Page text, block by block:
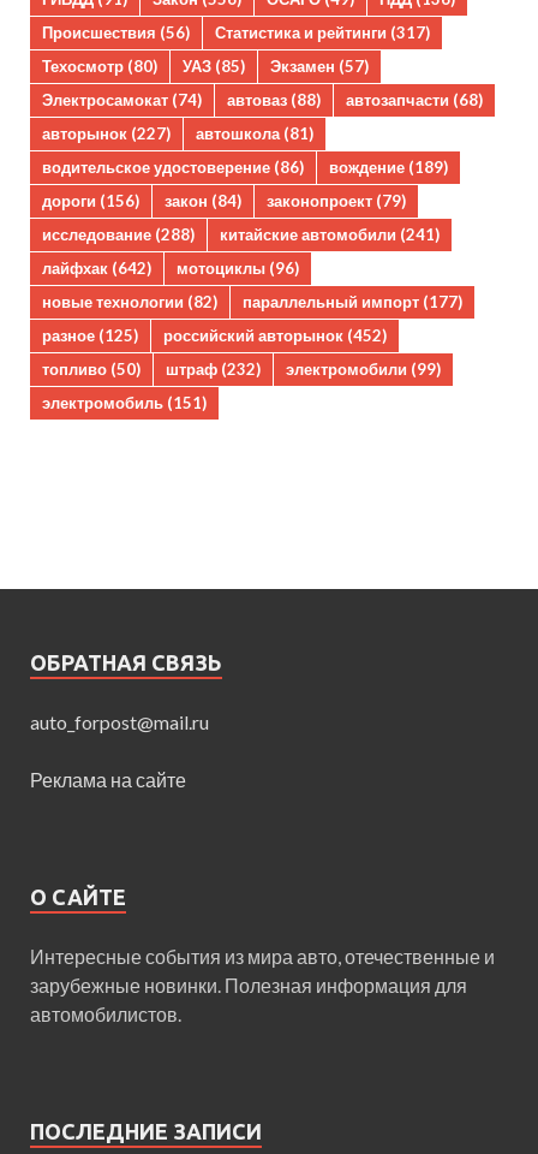
Происшествия (56) Статистика и рейтинги (317)
Техосмотр (80) УАЗ (85) Экзамен (57)
Электросамокат (74) автоваз (88) автозапчасти (68)
авторынок (227) автошкола(81)
водительское удостоверение (86) вождение (189)
дороги (156) закон (84) законопроект (79)
исследование (288) китайские автомобили (241)
лайфхак (642) мотоциклы (96)
новые технологии (82) параллельный импорт (177)
разное (125) российский авторынок (452)
топливо (50) штраф (232) электромобили (99)
электромобиль (151)
ОБРАТНАЯ СВЯЗЬ
auto_forpost@mail.ru
Реклама на сайте
О САЙТЕ
Интересные события из мира авто, отечественные и
зарубежные новинки. Полезная информация для
автомобилистов.
ПОСЛЕДНИЕ ЗАПИСИ